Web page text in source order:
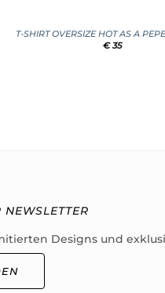
T-SHIRT OVERSIZE HOT AS A
€35
Designs und